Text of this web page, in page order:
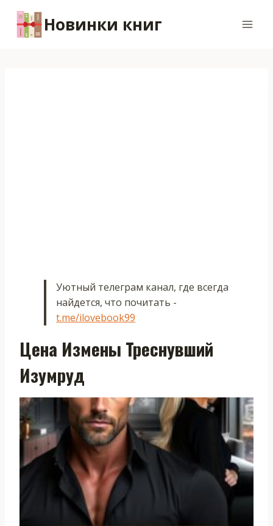
содержимому
Новинки книг
Уютный телеграм канал, где всегда
найдется, что почитать -
t.me/ilovebook99
Цена Измены Треснувший
Изумруд